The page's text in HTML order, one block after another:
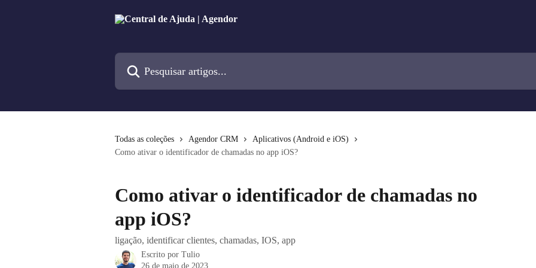
Todas as coleções Agendor CRM
Aplicativos (Android e iOS)
Como ativar o identificador de chamadas no app iOS?
Como ativar o identificador de chamadas no
app iOS?
ligação, identificar clientes, chamadas, IOS, app
Escrito por Tulio
26 de maio de 2023